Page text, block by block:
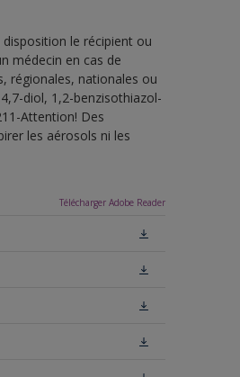
le récipient ou
médecin en cas de
régionales, nationales ou
diol, 1,2-benzisothiazol-
Attention! Des
les aérosols ni les
Télécharger Adobe Reader